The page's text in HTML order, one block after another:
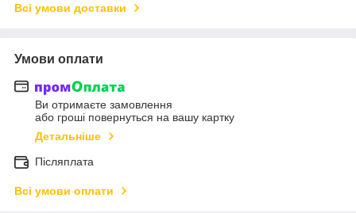
Всі умови доставки
Умови оплати
Ви отримаєте замовлення
або гроші повернуться на вашу картку
Детальніше
Післяплата
Всі умови оплати